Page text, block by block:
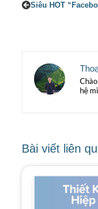
hệ
Bài viết liên